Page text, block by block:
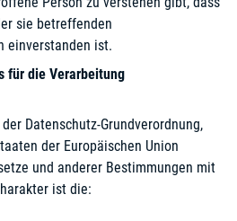
sie betreffenden
einverstanden ist.
für die Verarbeitung
Datenschutz-Grundverordnung,
der Europäischen Union
und anderer Bestimmungen mit
ist die: